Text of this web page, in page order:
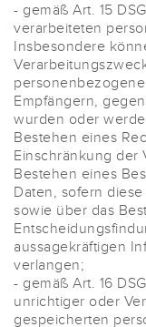
- gemäß Art. 15
verarbeiteten
Insbesondere
Empfängern,
wurden oder
Bestehen eines
Einschränkung der
Bestehen eines
Daten, sofern
sowie über das
aussagekräftigen
verlangen;
- gemäß Art. 16
unrichtiger oder
gespeicherten